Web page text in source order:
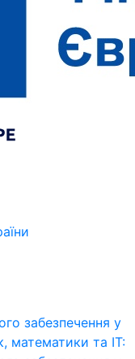
забезпечення у
математики та ІТ: